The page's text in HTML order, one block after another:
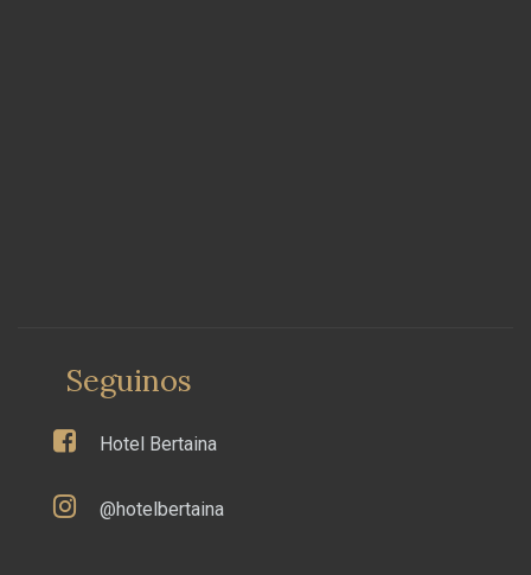
Seguinos
Hotel Bertaina
@hotelbertaina